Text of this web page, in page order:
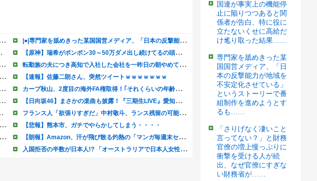
国連が事実上の機能停
止に陥りつつあると関
係者が告白、特に役に
立たないくせに高給だ
け毟り取った結果……
専門家を舐めきった某
国国営メディア、「日
本の反撃能力が地域を
不安定化させている」
というストーリーで番
組制作を進めようとす
るも……
「さりげなく凄いこと
言ってない？」と財務
官僚の増上慢っぷりに
衝撃を受ける人が続
出、なぜ官僚にすぎな
い財務省が……